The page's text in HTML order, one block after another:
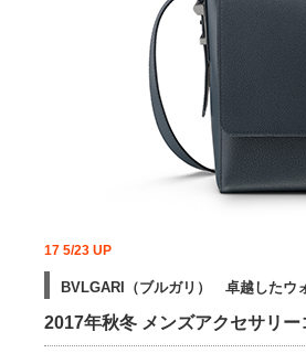
17 5/23 UP
BVLGARI（ブルガリ） 卓越したウ
2017年秋冬 メンズアクセサリ